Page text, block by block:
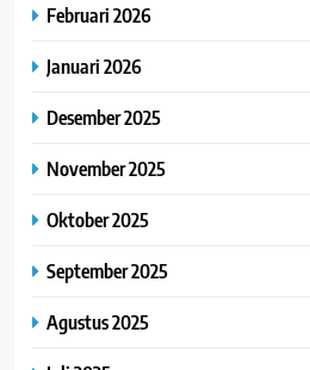
Februari 2026
Januari 2026
Desember 2025
November 2025
Oktober 2025
September 2025
Agustus 2025